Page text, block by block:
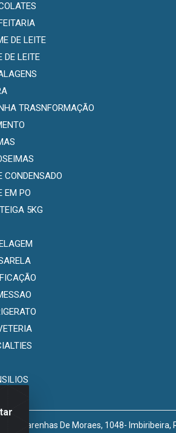
DE LEITE
DE LEITE
TRASNFORMAÇÃO
CONDENSADO
EM PO
5KG
De Moraes, 1048-